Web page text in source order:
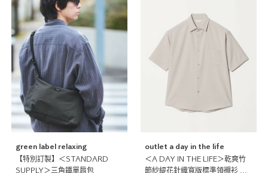
green label relaxing
【特別訂製】＜STANDARD
SUPPLY＞三角鐵單肩包
outlet a day in the life
＜A DAY IN THE LIFE＞乾爽竹
節紗緹花針織寬版標準領襯衫 吸